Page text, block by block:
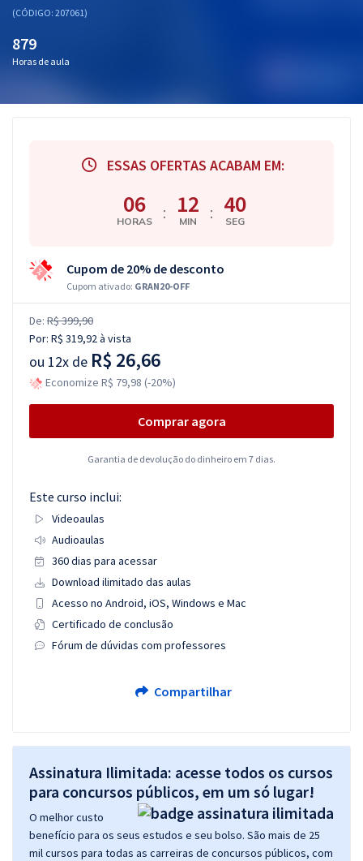
(CÓDIGO: 207061)
879
Horas de aula
ESSAS OFERTAS ACABAM EM:
06
HORAS : 12
MIN : 39
SEG
Cupom de 20% de desconto
Cupom ativado: GRAN20-OFF
De: R$ 399,90
Por: R$ 319,92à vista
ou 12x de R$ 26,66
Economize R$ 79,98 (-20%)
Comprar agora
Garantia de devolução do dinheiro em 7 dias.
Este curso inclui:
Videoaulas
Audioaulas
360 dias para acessar
Download ilimitado das aulas
Acesso no Android, iOS, Windows e Mac
Certificado de conclusão
Fórum de dúvidas com professores
Compartilhar
Assinatura Ilimitada: acesse todos os cursos
para concursos públicos, em um só lugar!
O melhor custo
benefício para os seus estudos e seu bolso. São mais de 25
mil cursos para todas as carreiras de concursos públicos, com